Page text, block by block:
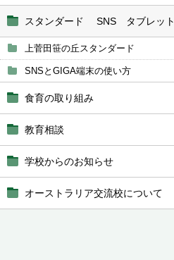
スタンダード SNS タブレット
上菅田笹の丘スタンダード
SNSとGIGA端末の使い方
食育の取り組み
教育相談
学校からのお知らせ
オーストラリア交流校について